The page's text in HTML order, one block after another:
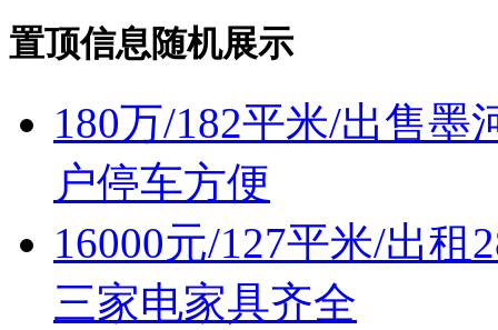
置顶信息随机展示
180万/182平米/出售
户停车方便
16000元/127平米/出
三家电家具齐全